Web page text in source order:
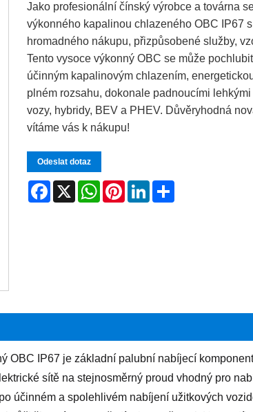
Jako profesionální čínský výrobce a továrna
výkonného kapalinou chlazeného OBC IP67
hromadného nákupu, přizpůsobené služby,
Tento vysoce výkonný OBC se může
účinným kapalinovým chlazením,
plném rozsahu, dokonale padnoucími
vozy, hybridy, BEV a PHEV. Důvěryhodná
vítáme vás k nákupu!
Odeslat dotaz
Facebook
X WhatsAppPinterestLinkedIn
OBC IP67 je základní palubní nabíjecí
sítě na stejnosměrný proud vhodný pro
účinném a spolehlivém nabíjení užitkových